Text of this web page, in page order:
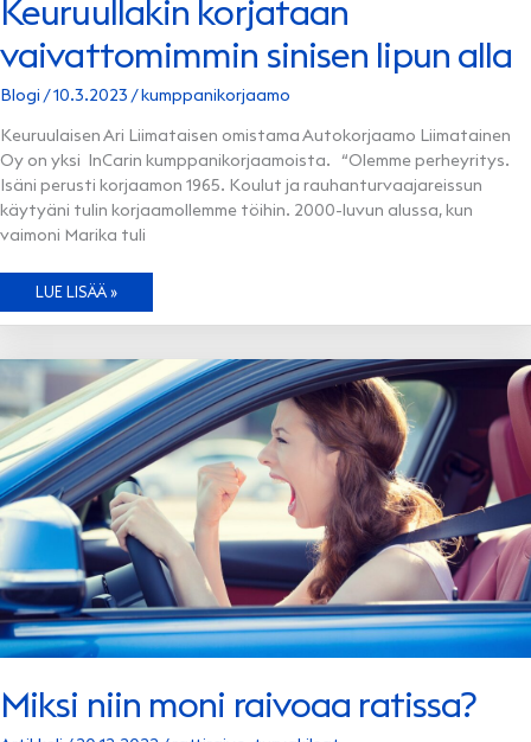
Keuruullakin korjataan
vaivattomimmin sinisen lipun alla
Blogi /10.3.2023 /kumppanikorjaamo
Keuruulaisen Ari Liimataisen omistama Autokorjaamo Liimatainen
Oy on yksi InCarin kumppanikorjaamoista. “Olemme perheyritys.
Isäni perusti korjaamon 1965. Koulut ja rauhanturvaajareissun
käytyäni tulin korjaamollemme töihin. 2000-luvun alussa, kun
vaimoni Marika tuli
KEURUULLAKIN
VAIVATTOMIMMIN
ALLA
LUE LISÄÄ »
Miksi niin moni raivoaa ratissa?